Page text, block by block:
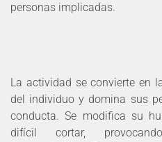
personas implicadas.
La actividad se convierte en
del individuo y domina sus
conducta. Se modifica su
difícil cortar,